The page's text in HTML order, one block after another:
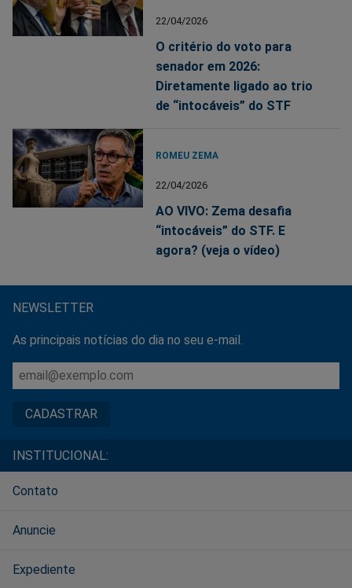
22/04/2026
O critério do voto para
senador em 2026:
Diretamente ligado ao trio
de “intocáveis” do STF
ROMEU ZEMA
22/04/2026
AO VIVO: Zema desafia
“intocáveis” do STF. E
agora? (veja o vídeo)
NEWSLETTER
As principais notícias do dia no seu e-mail.
INSTITUCIONAL:
Contato
Anuncie
Expediente